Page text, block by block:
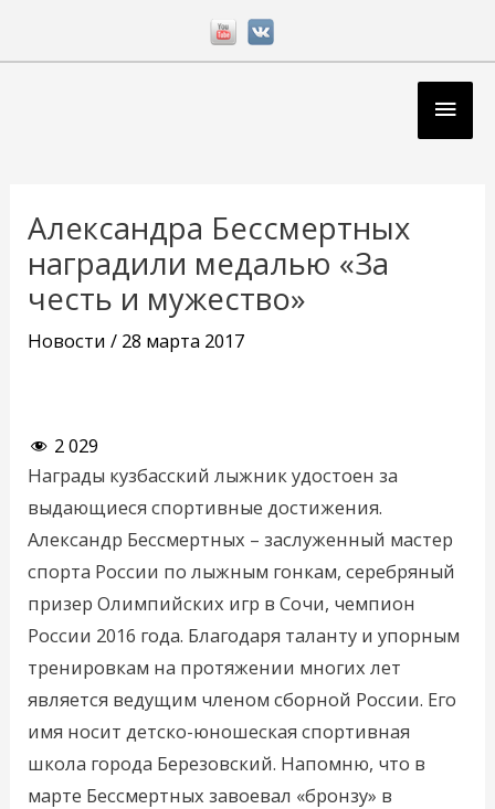
Александра Бессмертных
наградили медалью «За
честь и мужество»
Новости / 28 марта 2017
2 029
Награды кузбасский лыжник удостоен за
выдающиеся спортивные достижения.
Александр Бессмертных – заслуженный мастер
спорта России по лыжным гонкам, серебряный
призер Олимпийских игр в Сочи, чемпион
России 2016 года. Благодаря таланту и упорным
тренировкам на протяжении многих лет
является ведущим членом сборной России. Его
имя носит детско-юношеская спортивная
школа города Березовский. Напомню, что в
марте Бессмертных завоевал «бронзу» в
записям